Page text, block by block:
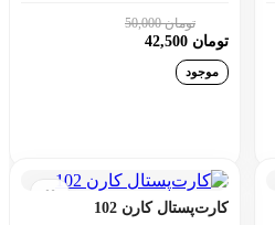
تومان 50,000
تومان 42,500
موجود
کارت‌پستال کارن 102